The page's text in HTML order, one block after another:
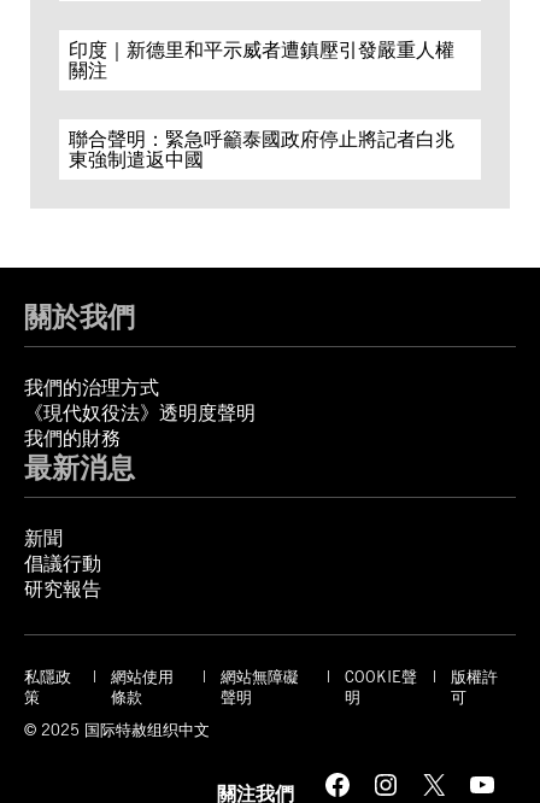
印度｜新德里和平示威者遭鎮壓引發嚴重人權
關注
聯合聲明：緊急呼籲泰國政府停止將記者白兆
東強制遣返中國
關於我們
我們的治理方式
《現代奴役法》透明度聲明
我們的財務
最新消息
新聞
倡議行動
研究報告
私隱政
策
網站使用
條款
網站無障礙
聲明
COOKIE聲
明
版權許
可
© 2025 国际特赦组织中文
關注我們 Facebook Instagram X YouTube